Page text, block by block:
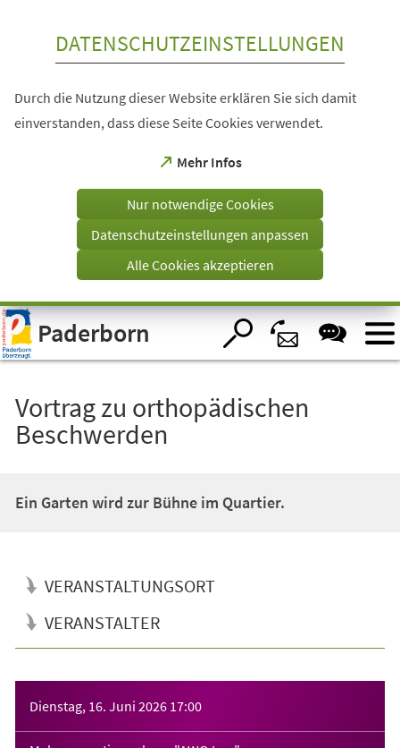
Visuelle
Assistenzsoftware
öffnen.
DATENSCHUTZEINSTELLUNGEN
Durch die Nutzung dieser Website erklären Sie sich damit
einverstanden, dass diese Seite Cookies verwendet.
Mehr Infos
(Öffnet
einem
Tab)
Nur notwendige Cookies
Datenschutzeinstellungen anpassen
Alle Cookies akzeptieren
Paderborn
Vortrag zu orthopädischen
Beschwerden
Ein Garten wird zur Bühne im Quartier.
VERANSTALTUNGSORT
VERANSTALTER
Dienstag, 16. Juni 2026 17:00